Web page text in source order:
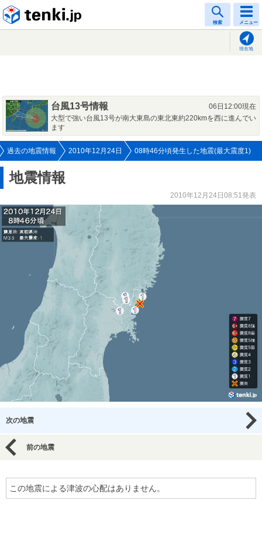
検索 メニュー
現在地
台風13号情報
06日12:00現在
大型で強い台風13号が南大東島の東北東約220kmを西に進んでい
ます
過去の地震情報 2010年12月24日 08時46分頃発生した地震(最大震度1)
地震情報
2010年12月24日08:51発表
次の地震
前の地震
この地震による津波の心配はありません。